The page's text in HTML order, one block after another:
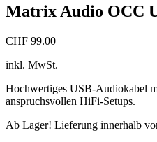
Matrix Audio OCC
CHF 99.00
inkl. MwSt.
Hochwertiges USB-Audiokabel
anspruchsvollen HiFi-Setups.
Ab Lager! Lieferung innerhalb